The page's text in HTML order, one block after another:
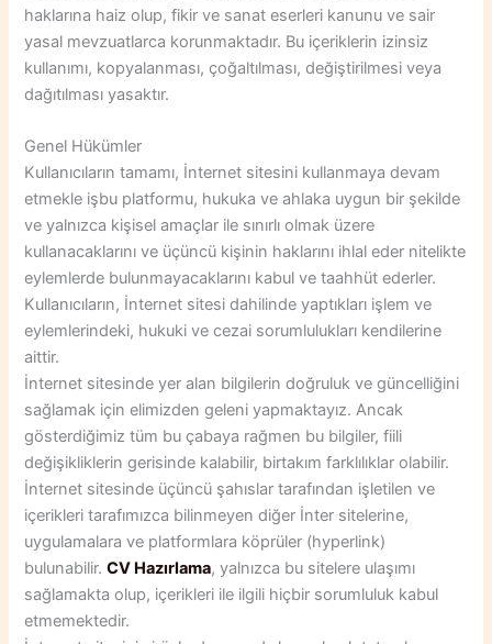
haklarına haiz olup, fikir ve sanat eserleri kanunu ve sair
yasal mevzuatlarca korunmaktadır. Bu içeriklerin izinsiz
kullanımı, kopyalanması, çoğaltılması, değiştirilmesi veya
dağıtılması yasaktır.
Genel Hükümler
Kullanıcıların tamamı, İnternet sitesini kullanmaya devam
etmekle işbu platformu, hukuka ve ahlaka uygun bir şekilde
ve yalnızca kişisel amaçlar ile sınırlı olmak üzere
kullanacaklarını ve üçüncü kişinin haklarını ihlal eder nitelikte
eylemlerde bulunmayacaklarını kabul ve taahhüt ederler.
Kullanıcıların, İnternet sitesi dahilinde yaptıkları işlem ve
eylemlerindeki, hukuki ve cezai sorumlulukları kendilerine
aittir.
İnternet sitesinde yer alan bilgilerin doğruluk ve güncelliğini
sağlamak için elimizden geleni yapmaktayız. Ancak
gösterdiğimiz tüm bu çabaya rağmen bu bilgiler, fiili
değişikliklerin gerisinde kalabilir, birtakım farklılıklar olabilir.
İnternet sitesinde üçüncü şahıslar tarafından işletilen ve
içerikleri tarafımızca bilinmeyen diğer İnter sitelerine,
uygulamalara ve platformlara köprüler (hyperlink)
bulunabilir.CV Hazırlama, yalnızca bu sitelere ulaşımı
sağlamakta olup, içerikleri ile ilgili hiçbir sorumluluk kabul
etmemektedir.